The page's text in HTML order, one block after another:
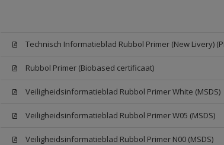
Technisch Informatieblad Rubbol Primer (New Livery)
Rubbol Primer (Biobased certificaat)
Veiligheidsinformatieblad Rubbol Primer White (MSDS)
Veiligheidsinformatieblad Rubbol Primer W05 (MSDS)
Veiligheidsinformatieblad Rubbol Primer N00 (MSDS)